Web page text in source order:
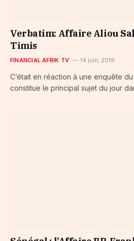
Verbatim: Affaire Aliou
Timis
FINANCIAL AFRIK TV 14 juin, 2019
C’était en réaction à une enquête
constitue le principal sujet du jour